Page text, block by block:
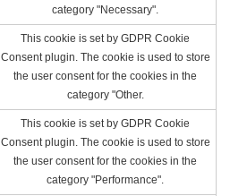
category "Necessary".
This cookie is set by GDPR Cookie
Consent plugin. The cookie is used to store
the user consent for the cookies in the
category "Other.
This cookie is set by GDPR Cookie
Consent plugin. The cookie is used to store
the user consent for the cookies in the
category "Performance".